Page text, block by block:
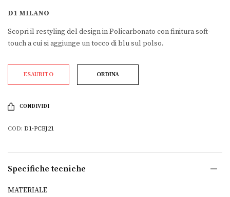
D1 MILANO
Scopri il restyling del design in Policarbonato con finitura soft-
touch a cui si aggiunge un tocco di blu sul polso.
ESAURITO ORDINA
CONDIVIDI
COD: D1-PCBJ21
Specifiche tecniche
MATERIALE